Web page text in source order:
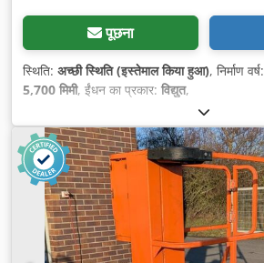
पूछना
स्थिति: अच्छी स्थिति (इस्तेमाल किया हुआ), निर्माण वर्ष:
5,700 मिमी, ईंधन का प्रकार: विद्युत,